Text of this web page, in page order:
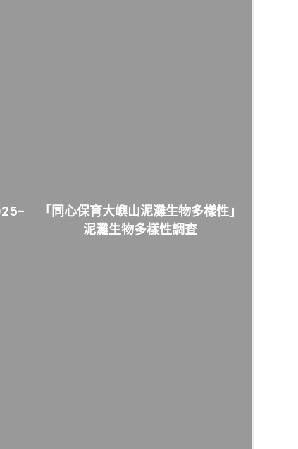
「同心保育大嶼山泥灘生物多樣性」
泥灘生物多樣性調查